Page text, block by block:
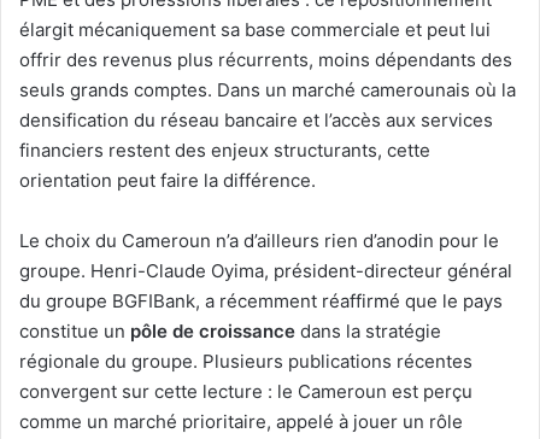
élargit mécaniquement sa base commerciale et peut lui
offrir des revenus plus récurrents, moins dépendants des
seuls grands comptes. Dans un marché camerounais où la
densification du réseau bancaire et l’accès aux services
financiers restent des enjeux structurants, cette
orientation peut faire la différence.
Le choix du Cameroun n’a d’ailleurs rien d’anodin pour le
groupe. Henri-Claude Oyima, président-directeur général
du groupe BGFIBank, a récemment réaffirmé que le pays
constitue un pôle de croissance dans la stratégie
régionale du groupe. Plusieurs publications récentes
convergent sur cette lecture : le Cameroun est perçu
comme un marché prioritaire, appelé à jouer un rôle